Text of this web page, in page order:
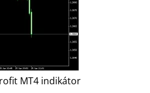
MT4 indikátor